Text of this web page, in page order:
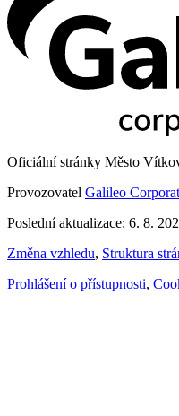
Oficiální stránky Město
Provozovatel Galileo
Poslední aktualizace: 6. 8.
Změna vzhledu, Struktura
Prohlášení o přístupnosti,